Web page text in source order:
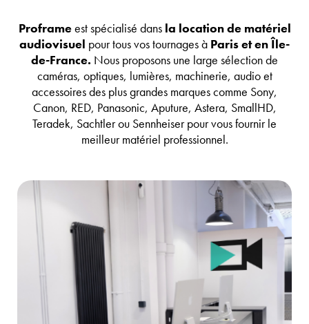
Proframeest spécialisé dans la location de matériel
audiovisuel pour tous vos tournages à Paris et en Île-
de-France. Nous proposons une large sélection de
caméras, optiques, lumières, machinerie, audio et
accessoires des plus grandes marques comme Sony,
Canon, RED, Panasonic, Aputure, Astera, SmallHD,
Teradek, Sachtler ou Sennheiser pour vous fournir le
meilleur matériel professionnel.